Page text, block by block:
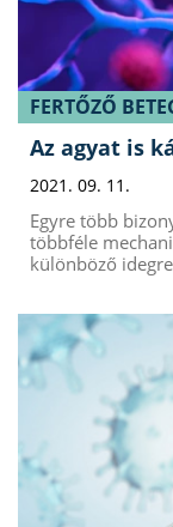
FERTŐZŐ
Az agyat is
2021. 09. 11.
Egyre több
többféle
különböző